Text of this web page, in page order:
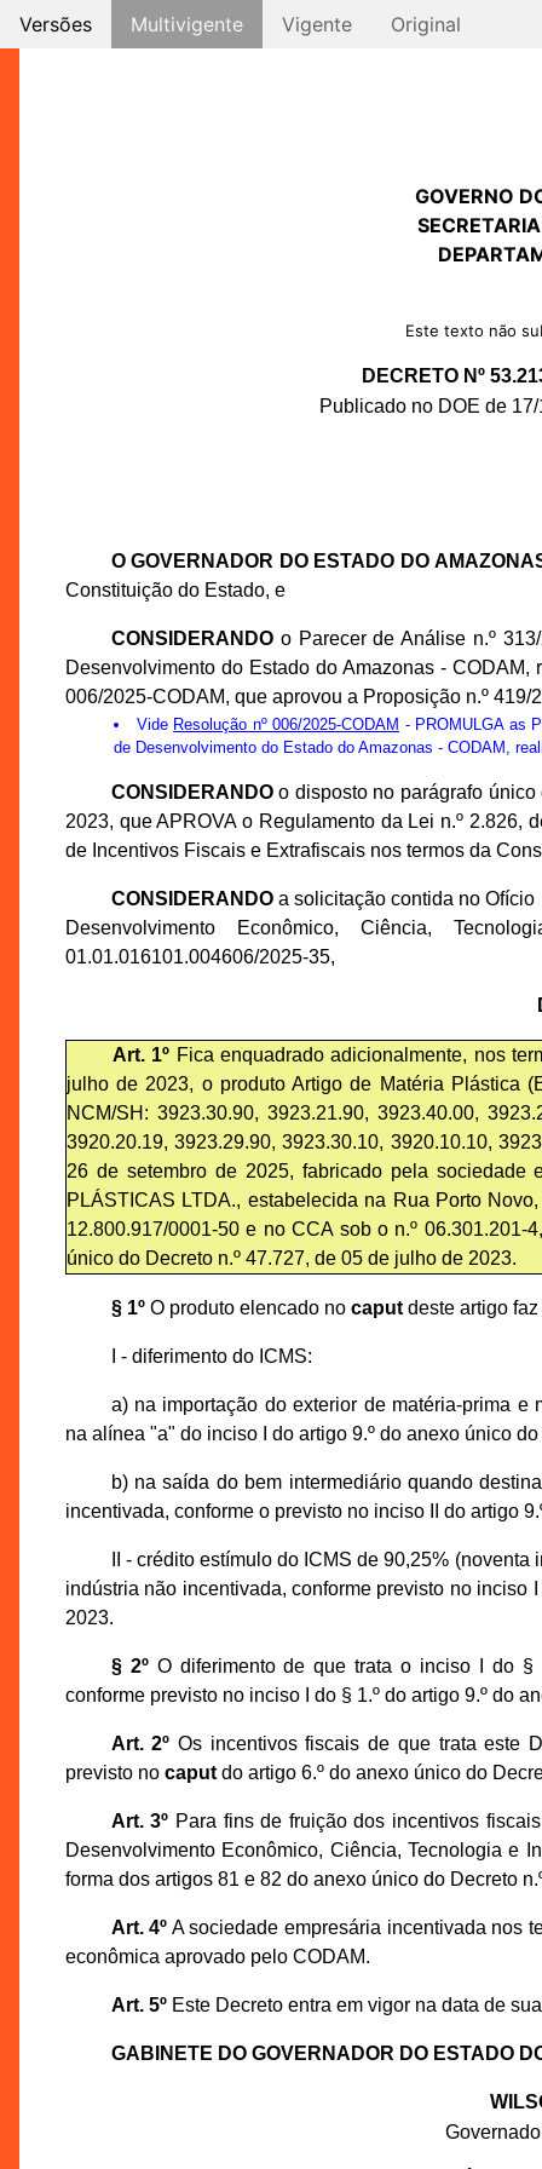
Versões Multivigente Vigente Original
GOVERNO
Este texto não
DECRETO Nº
Publicado no DOE de
O GOVERNADOR DO ESTADO DO
Constituição do Estado, e
CONSIDERANDOo Parecer de Análise n.º
Desenvolvimento do Estado do Amazonas -
006/2025-CODAM, que aprovou a Proposição n.º 419/
Vide Resolução nº 006/2025-CODAM - PROMULGA as
de Desenvolvimento do Estado do Amazonas - CODAM,
CONSIDERANDOo disposto no parágrafo único
2023, que APROVA o Regulamento da Lei n.º 2.826,
de Incentivos Fiscais e Extrafiscais nos termos da
CONSIDERANDOa solicitação contida no Ofício
Desenvolvimento Econômico, Ciência,
01.01.016101.004606/2025-35,
Art. 1º Fica enquadrado adicionalmente, nos
julho de 2023, o produto Artigo de Matéria Plástica
NCM/SH: 3923.30.90, 3923.21.90, 3923.40.00,
3920.20.19, 3923.29.90, 3923.30.10, 3920.10.10,
26 de setembro de 2025, fabricado pela sociedade
PLÁSTICAS LTDA., estabelecida na Rua Porto
12.800.917/0001-50 e no CCA sob o n.º
único do Decreto n.º 47.727, de 05 de julho de 2023.
§ 1ºO produto elencado no caputdeste artigo faz
I - diferimento do ICMS:
a) na importação do exterior de matéria-prima
na alínea "a" do inciso I do artigo 9.º do anexo único
b) na saída do bem intermediário quando
incentivada, conforme o previsto no inciso II do artigo
II - crédito estímulo do ICMS de 90,25%
indústria não incentivada, conforme previsto no inciso
2023.
§ 2ºO diferimento de que trata o inciso I do §
conforme previsto no inciso I do § 1.º do artigo 9.º do
Art. 2º Os incentivos fiscais de que trata este
previsto no caputdo artigo 6.º do anexo único do
Art. 3º Para fins de fruição dos incentivos
Desenvolvimento Econômico, Ciência, Tecnologia e
forma dos artigos 81 e 82 do anexo único do Decreto
Art. 4º A sociedade empresária incentivada nos
econômica aprovado pelo CODAM.
Art. 5ºEste Decreto entra em vigor na data de
GABINETE DO GOVERNADOR DO ESTADO